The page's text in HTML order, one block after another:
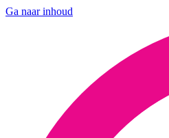
Ga naar inhoud